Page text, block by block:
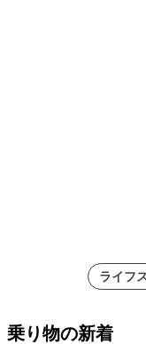
ライフ
乗り物の新着